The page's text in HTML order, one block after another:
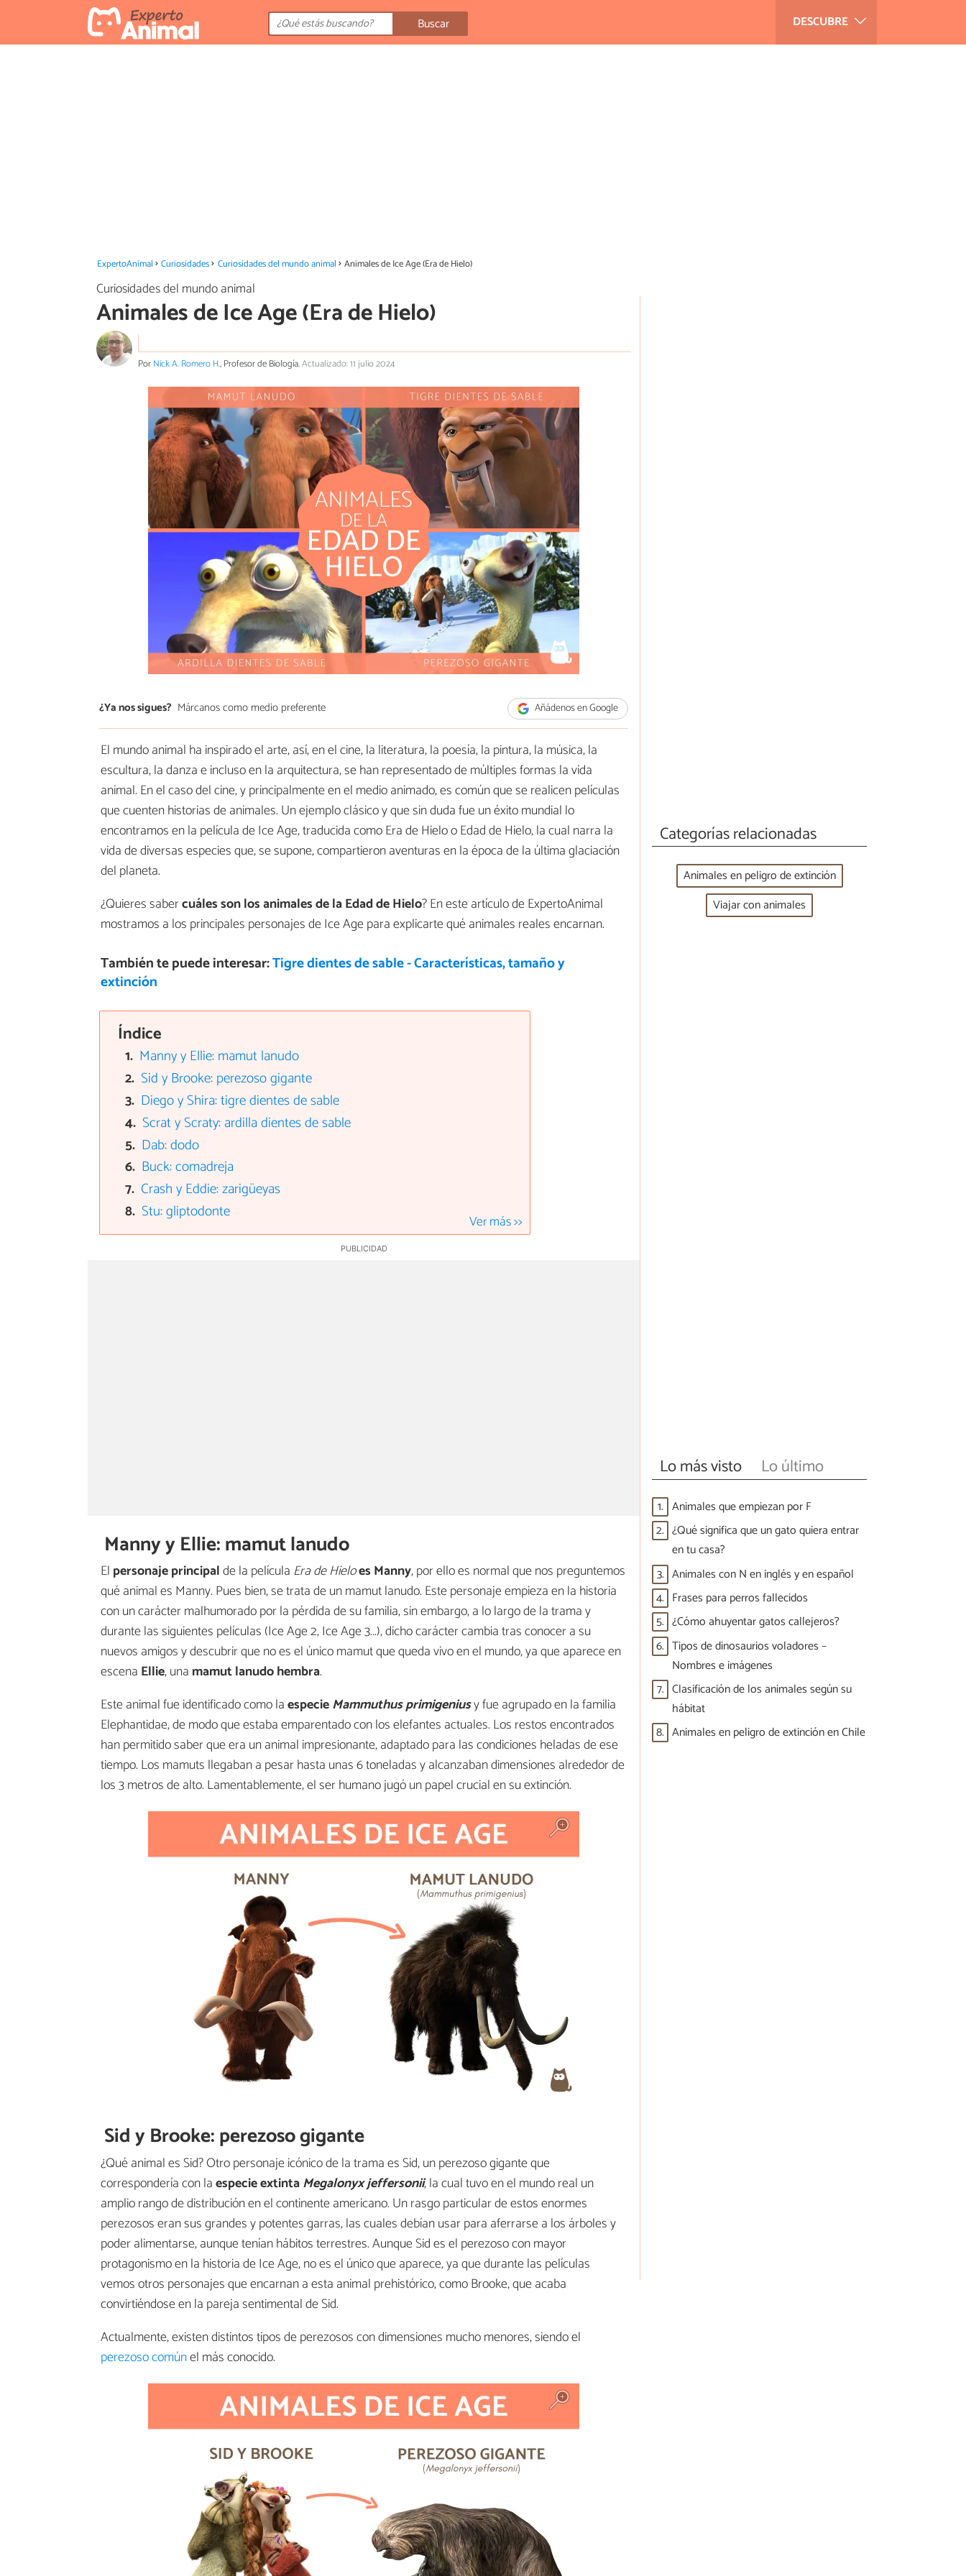
DESCUBRE
Buscar
ExpertoAnimal Curiosidades Curiosidades del mundo animal Animales de Ice Age (Era de Hielo)
Curiosidades del mundo animal
Animales de Ice Age (Era de Hielo)
PorNick A. Romero H., Profesor de Biología.Actualizado: 11 julio 2024
¿Ya nos sigues? Márcanos como medio preferente Añádenos en Google
El mundo animal ha inspirado el arte, así, en el cine, la literatura, la poesía, la pintura, la música, la
escultura, la danza e incluso en la arquitectura, se han representado de múltiples formas la vida
animal. En el caso del cine, y principalmente en el medio animado, es común que se realicen películas
que cuenten historias de animales. Un ejemplo clásico y que sin duda fue un éxito mundial lo
encontramos en la película de Ice Age, traducida como Era de Hielo o Edad de Hielo, la cual narra la
vida de diversas especies que, se supone, compartieron aventuras en la época de la última glaciación
del planeta.
¿Quieres sabercuáles son los animales de la Edad de Hielo? En este artículo de ExpertoAnimal
mostramos a los principales personajes de Ice Age para explicarte qué animales reales encarnan.
También te puede interesar:Tigre dientes de sable - Características, tamaño y
extinción
Índice
Manny y Ellie: mamut lanudo
Sid y Brooke: perezoso gigante
Diego y Shira: tigre dientes de sable
Scrat y Scraty: ardilla dientes de sable
Dab: dodo
Buck: comadreja
Crash y Eddie: zarigüeyas
Stu: gliptodonte
Ver más >>
Manny y Ellie: mamut lanudo
El personaje principalde la película Era de Hieloes Manny, por ello es normal que nos preguntemos
qué animal es Manny. Pues bien, se trata de un mamut lanudo. Este personaje empieza en la historia
con un carácter malhumorado por la pérdida de su familia, sin embargo, a lo largo de la trama y
durante las siguientes películas (Ice Age 2, Ice Age 3...), dicho carácter cambia tras conocer a su
nuevos amigos y descubrir que no es el único mamut que queda vivo en el mundo, ya que aparece en
escena Ellie, una mamut lanudo hembra.
Este animal fue identificado como laespecieMammuthus primigeniusy fue agrupado en la familia
Elephantidae, de modo que estaba emparentado con los elefantes actuales. Los restos encontrados
han permitido saber que era un animal impresionante, adaptado para las condiciones heladas de ese
tiempo. Los mamuts llegaban a pesar hasta unas 6 toneladas y alcanzaban dimensiones alrededor de
los 3 metros de alto. Lamentablemente, el ser humano jugó un papel crucial en su extinción.
Sid y Brooke: perezoso gigante
¿Qué animal es Sid? Otro personaje icónico de la trama es Sid, un perezoso gigante que
correspondería con laespecie extintaMegalonyx jeffersonii, la cual tuvo en el mundo real un
amplio rango de distribución en el continente americano. Un rasgo particular de estos enormes
perezosos eran sus grandes y potentes garras, las cuales debían usar para aferrarse a los árboles y
poder alimentarse, aunque tenían hábitos terrestres. Aunque Sid es el perezoso con mayor
protagonismo en la historia de Ice Age, no es el único que aparece, ya que durante las películas
vemos otros personajes que encarnan a esta animal prehistórico, como Brooke, que acaba
convirtiéndose en la pareja sentimental de Sid.
Actualmente, existen distintos tipos de perezosos con dimensiones mucho menores, siendo el
perezoso comúnel más conocido.
Categorías relacionadas
Animales en peligro de extinción
Viajar con animales
Lo más visto Lo último
1. Animales que empiezan por F
2. ¿Qué significa que un gato quiera entrar
en tu casa?
3. Animales con N en inglés y en español
4. Frases para perros fallecidos
5. ¿Cómo ahuyentar gatos callejeros?
6. Tipos de dinosaurios voladores –
Nombres e imágenes
7. Clasificación de los animales según su
hábitat
8. Animales en peligro de extinción en Chile